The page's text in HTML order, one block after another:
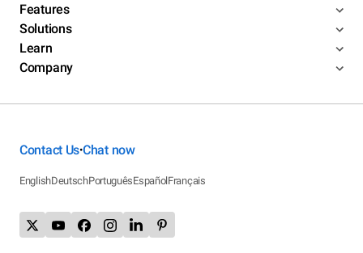
Features
Solutions
Learn
Company
Contact Us•Chat now
EnglishDeutschPortuguêsEspañolFrançais